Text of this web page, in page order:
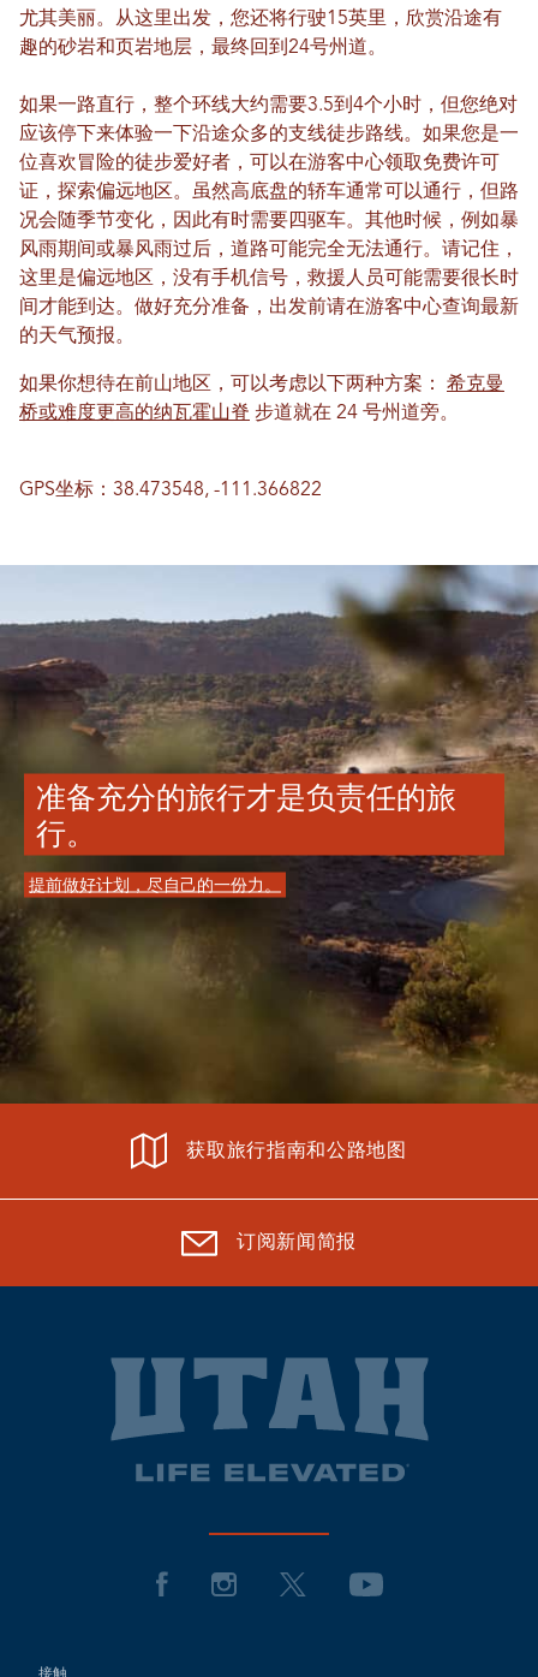
尤其美丽。从这里出发，您还将行驶15英里，欣赏沿途有
趣的砂岩和页岩地层，最终回到24号州道。
如果一路直行，整个环线大约需要3.5到4个小时，但您绝对
应该停下来体验一下沿途众多的支线徒步路线。如果您是一
位喜欢冒险的徒步爱好者，可以在游客中心领取免费许可
证，探索偏远地区。虽然高底盘的轿车通常可以通行，但路
况会随季节变化，因此有时需要四驱车。其他时候，例如暴
风雨期间或暴风雨过后，道路可能完全无法通行。请记住，
这里是偏远地区，没有手机信号，救援人员可能需要很长时
间才能到达。做好充分准备，出发前请在游客中心查询最新
的天气预报。
如果你想待在前山地区，可以考虑以下两种方案： 希克曼
桥或难度更高的纳瓦霍山脊 步道就在 24 号州道旁。
GPS坐标：38.473548, -111.366822
准备充分的旅行才是负责任的旅
行。
提前做好计划，尽自己的一份力。
获取旅行指南和公路地图
订阅新闻简报